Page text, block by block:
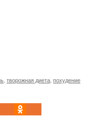
творожная диета похудение